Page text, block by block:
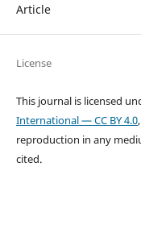
Article
License
This journal is licensed
International — CC BY 4.0
reproduction in any
cited.